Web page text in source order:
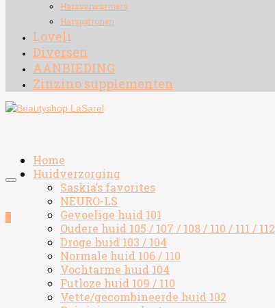
Harsverwarmers
Harspatronen
Loveli
Diversen
AANBIEDING
Zinzino supplementen
Home
Huidverzorging
Saskia’s favorites
NEURO-LS
Gevoelige huid 101
Oudere huid 105 / 107 / 108 / 110 / 111 / 112
Droge huid 103 / 104
Normale huid 106 / 110
Vochtarme huid 104
Futloze huid 109 / 110
Vette/gecombineerde huid 102